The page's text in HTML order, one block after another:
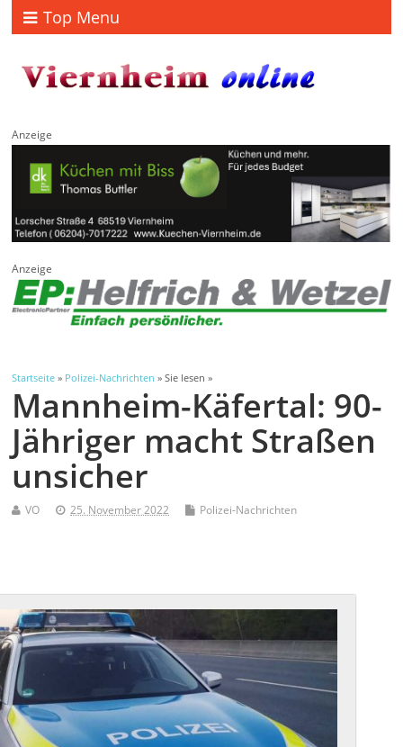
Top Menu
Anzeige
Anzeige
Startseite » Polizei-Nachrichten » Sie lesen »
Mannheim-Käfertal: 90-
Jähriger macht Straßen
unsicher
VO 25. November 2022 Polizei-Nachrichten